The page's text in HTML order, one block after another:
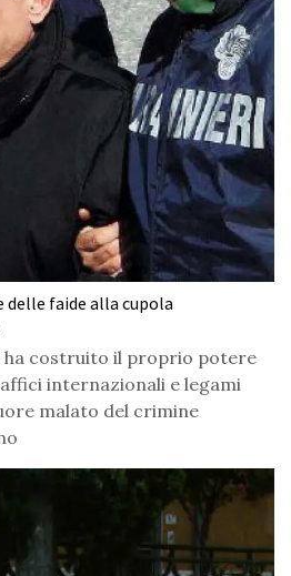
delle faide alla cupola
ha costruito il proprio potere
internazionali e legami
malato del crimine